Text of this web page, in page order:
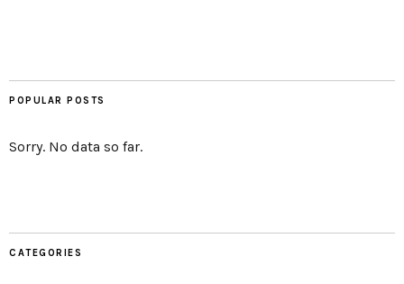
POPULAR POSTS
Sorry. No data so far.
CATEGORIES